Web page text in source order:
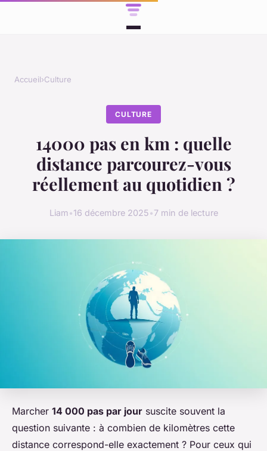
Accueil›Culture
CULTURE
14000 pas en km : quelle
distance parcourez-vous
réellement au quotidien ?
Liam•16 décembre 2025•7 min de lecture
Marcher 14 000 pas par jour suscite souvent la
question suivante : à combien de kilomètres cette
distance correspond-elle exactement ? Pour ceux qui